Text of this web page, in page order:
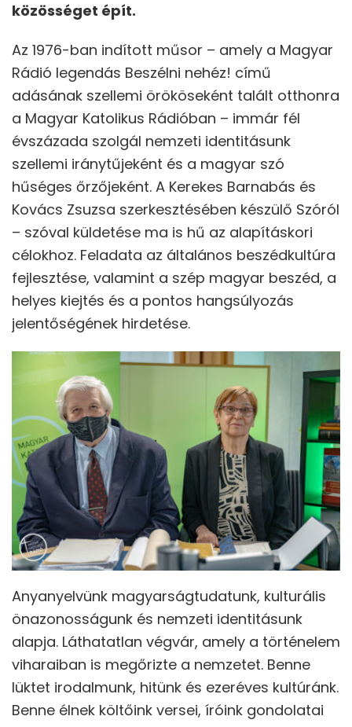
közösséget épít.
Az 1976-ban indított műsor – amely a Magyar
Rádió legendás Beszélni nehéz! című
adásának szellemi örököseként talált otthonra
a Magyar Katolikus Rádióban – immár fél
évszázada szolgál nemzeti identitásunk
szellemi iránytűjeként és a magyar szó
hűséges őrzőjeként. A Kerekes Barnabás és
Kovács Zsuzsa szerkesztésében készülő Szóról
– szóval küldetése ma is hű az alapításkori
célokhoz. Feladata az általános beszédkultúra
fejlesztése, valamint a szép magyar beszéd, a
helyes kiejtés és a pontos hangsúlyozás
jelentőségének hirdetése.
Anyanyelvünk magyarságtudatunk, kulturális
önazonosságunk és nemzeti identitásunk
alapja. Láthatatlan végvár, amely a történelem
viharaiban is megőrizte a nemzetet. Benne
lüktet irodalmunk, hitünk és ezeréves kultúránk.
Benne élnek költőink versei, íróink gondolatai